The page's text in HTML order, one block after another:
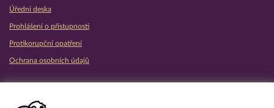
Úřední deska
Prohlášení o přístupnosti
Protikorupční opatření
Ochrana osobních údajů